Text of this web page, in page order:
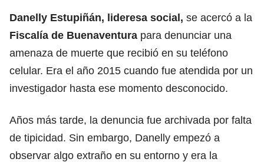
Danelly Estupiñán, lideresa social, se acercó a la
Fiscalía de Buenaventura para denunciar una
amenaza de muerte que recibió en su teléfono
celular. Era el año 2015 cuando fue atendida por un
investigador hasta ese momento desconocido.
Años más tarde, la denuncia fue archivada por falta
de tipicidad. Sin embargo, Danelly empezó a
observar algo extraño en su entorno y era la